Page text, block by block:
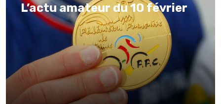
L’actu amateur du 10 février